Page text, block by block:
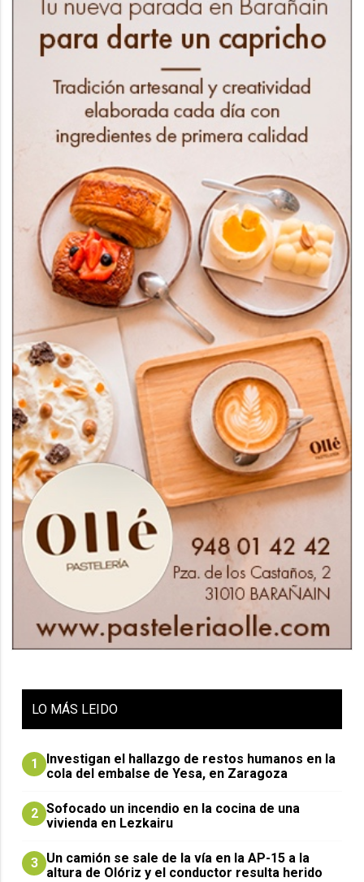
LO MÁS LEIDO
1
Investigan el hallazgo de restos humanos en la
cola del embalse de Yesa, en Zaragoza
2 Sofocado un incendio en la cocina de una
vivienda en Lezkairu
3 Un camión se sale de la vía en la AP-15 a la
altura de Olóriz y el conductor resulta herido